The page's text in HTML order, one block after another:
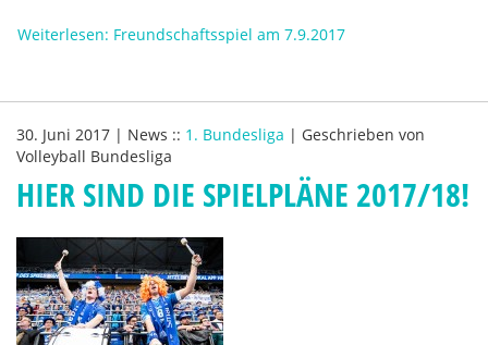
Weiterlesen: Freundschaftsspiel am 7.9.2017
30. Juni 2017 | News :: 1. Bundesliga | Geschrieben von
Volleyball Bundesliga
HIER SIND DIE SPIELPLÄNE 2017/18!